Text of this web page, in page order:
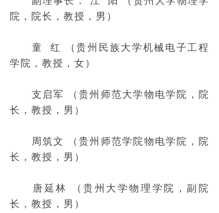
院，院长，教授，男）
童 红 （贵州民族大学机械电子工程
学院，教授，女）
支启军 （贵州师范大学物电学院，院
长，教授，男）
周筑文 （贵州师范学院物电学院，院
长，教授，男）
唐延林 （贵州大学物理学院，副院
长，教授，男）